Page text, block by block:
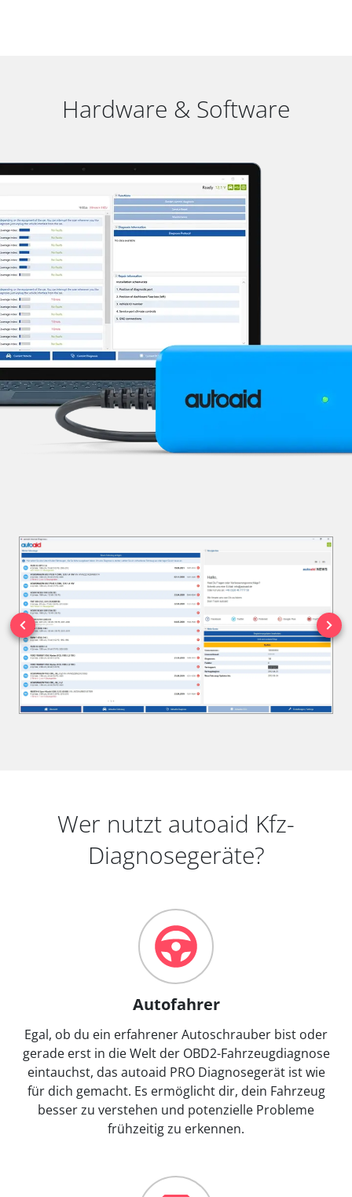
Hardware & Software
Wer nutzt autoaid Kfz-
Diagnosegeräte?
Autofahrer
Egal, ob du ein erfahrener Autoschrauber bist oder
gerade erst in die Welt der OBD2-Fahrzeugdiagnose
eintauchst, das autoaid PRO Diagnosegerät ist wie
für dich gemacht. Es ermöglicht dir, dein Fahrzeug
besser zu verstehen und potenzielle Probleme
frühzeitig zu erkennen.